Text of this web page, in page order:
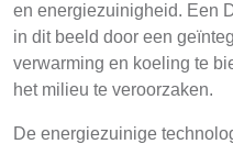
en energiezuinigheid. Een
in dit beeld door een
verwarming en koeling te
het milieu te veroorzaken.
De energiezuinige